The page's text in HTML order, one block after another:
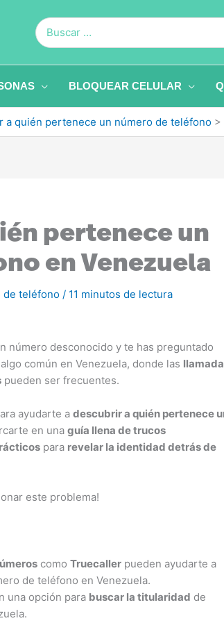
Buscar
por:
BLOQUEAR CELULAR
a quién pertenece un número de teléfono >
pertenece un
en Venezuela
de teléfono / 11 minutos de lectura
número desconocido y te has preguntado
común en Venezuela, donde las
pueden ser frecuentes.
ayudarte a descubrir a quién pertenece
en una guía llena de trucos
para revelar la identidad detrás de
este problema!
como Truecaller pueden ayudarte a
de teléfono en Venezuela.
una opción para buscar la titularidad de